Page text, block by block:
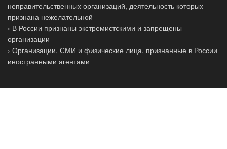
неправительственных организаций, деятельность которых
признана нежелательной
› В России признаны экстремистскими и запрещены
организации
› Организации, СМИ и физические лица, признанные в России
иностранными агентами